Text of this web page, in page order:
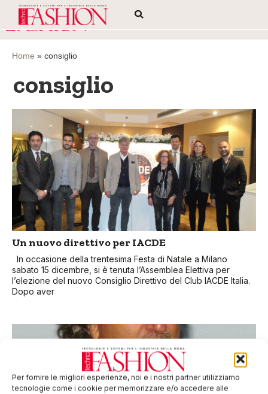
Per fornire le migliori esperienze, noi e i nostri partner utilizziamo
tecnologie come i cookie per memorizzare e/o accedere alle
Home » consiglio
consiglio
Un nuovo direttivo per IACDE
In occasione della trentesima Festa di Natale a Milano
sabato 15 dicembre, si è tenuta l’Assemblea Elettiva per
l’elezione del nuovo Consiglio Direttivo del Club IACDE Italia.
Dopo aver